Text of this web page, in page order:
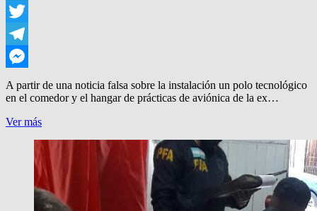
WhatsApp
Twitter
Telegram
Messenger
A partir de una noticia falsa sobre la instalación un polo tecnológico
en el comedor y el hangar de prácticas de aviónica de la ex…
Ver másEX
DESMIENTEN
USO
DE
HANGAR
ESCOLAR